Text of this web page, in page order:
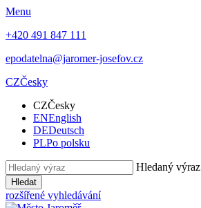
Menu
+420 491 847 111
epodatelna@jaromer-josefov.cz
CZČesky
CZČesky
ENEnglish
DEDeutsch
PLPo polsku
Hledaný výraz
Hledat
rozšířené vyhledávání